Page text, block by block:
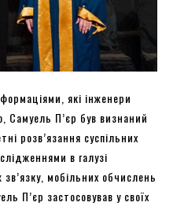
які інженери
Самуель П’єр був визнаний
розв’язання суспільних
в галузі
мобільних обчислень
П’єр застосовував у своїх